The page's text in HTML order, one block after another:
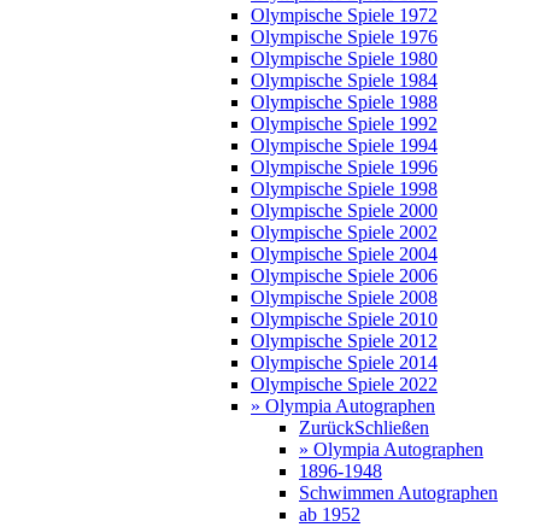
Olympische Spiele 1972
Olympische Spiele 1976
Olympische Spiele 1980
Olympische Spiele 1984
Olympische Spiele 1988
Olympische Spiele 1992
Olympische Spiele 1994
Olympische Spiele 1996
Olympische Spiele 1998
Olympische Spiele 2000
Olympische Spiele 2002
Olympische Spiele 2004
Olympische Spiele 2006
Olympische Spiele 2008
Olympische Spiele 2010
Olympische Spiele 2012
Olympische Spiele 2014
Olympische Spiele 2022
» Olympia Autographen
ZurückSchließen
» Olympia Autographen
1896-1948
Schwimmen Autographen
ab 1952